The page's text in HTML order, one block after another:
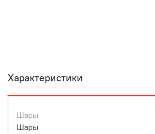
Характеристики
Шары
Шары